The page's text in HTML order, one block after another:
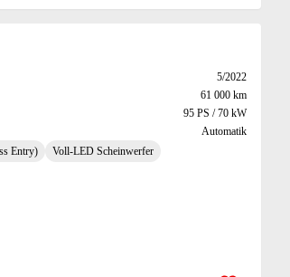
5/2022
61 000 km
95 PS / 70 kW
Automatik
Entry) Voll-LED Scheinwerfer